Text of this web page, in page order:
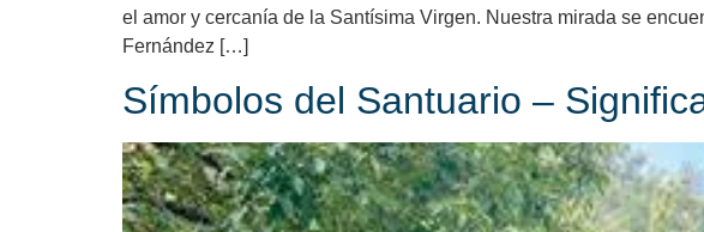
el amor y cercanía de la Santísima Virgen. Nuestra mirada se
Fernández […]
Símbolos del Santuario –